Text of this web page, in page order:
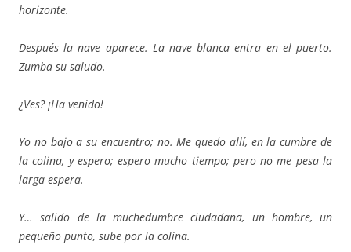
horizonte.
Después la nave aparece. La nave blanca entra en el puerto.
Zumba su saludo.
¿Ves? ¡Ha venido!
Yo no bajo a su encuentro; no. Me quedo allí, en la cumbre de
la colina, y espero; espero mucho tiempo; pero no me pesa la
larga espera.
Y… salido de la muchedumbre ciudadana, un hombre, un
pequeño punto, sube por la colina.